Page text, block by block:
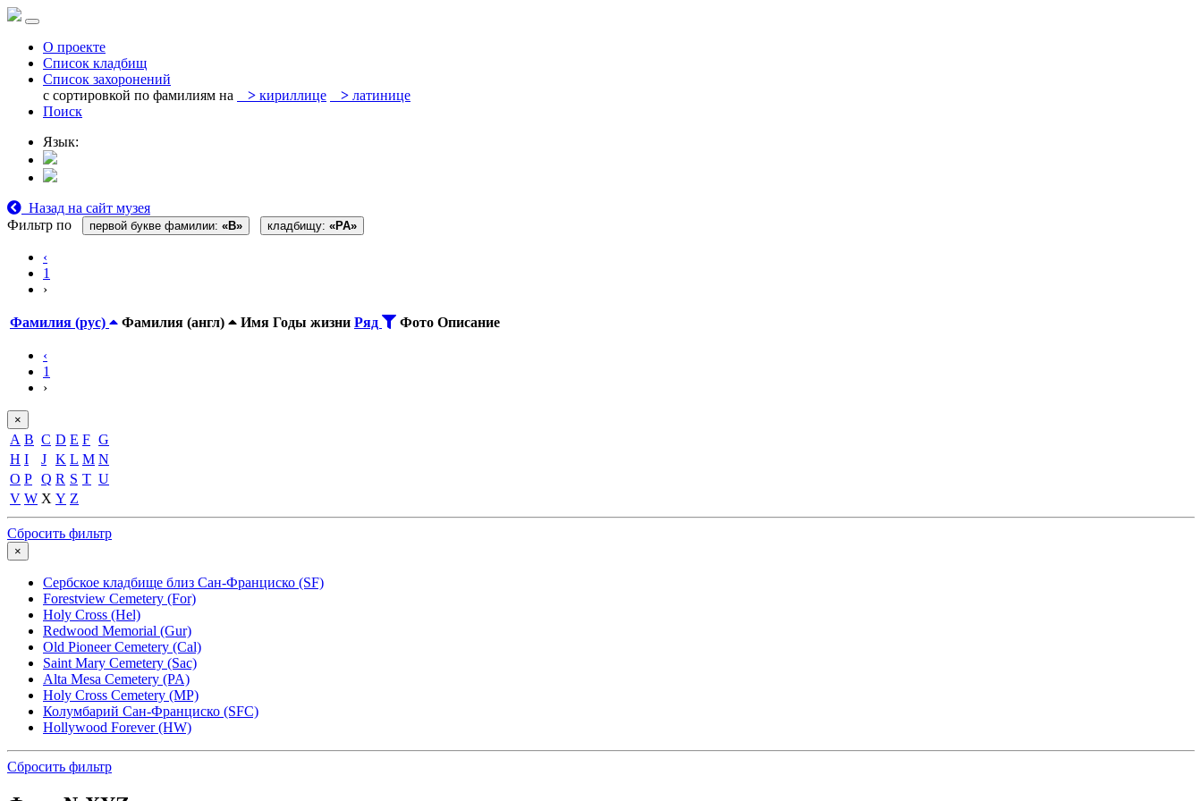
О проекте
Список кладбищ
Список захоронений
с сортировкой по фамилиям на
> кириллице > латинице
Поиск
Язык:
Назад на сайт музея
Фильтр по
первой букве фамилии: «B» кладбищу: «PA»
‹
1
›
Фамилия (рус) Фамилия (англ) Имя Годы жизни Ряд Фото Описание
‹
1
›
×
A B C D E F G
H I J K L M N
O P Q R S T U
V W X Y Z
Сбросить фильтр
×
Сербское кладбище близ Сан-Франциско (SF)
Forestview Cemetery (For)
Holy Cross (Hel)
Redwood Memorial (Gur)
Old Pioneer Cemetery (Cal)
Saint Mary Cemetery (Sac)
Alta Mesa Cemetery (PA)
Holy Cross Cemetery (MP)
Колумбарий Сан-Франциско (SFC)
Hollywood Forever (HW)
Сбросить фильтр